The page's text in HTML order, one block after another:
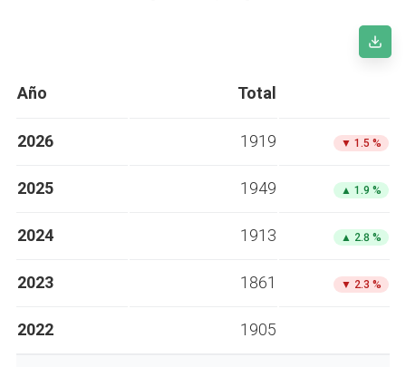
Año Total
2026 1919 ▼ 1.5 %
2025 1949 ▲ 1.9 %
2024 1913 ▲ 2.8 %
2023 1861 ▼ 2.3 %
2022 1905